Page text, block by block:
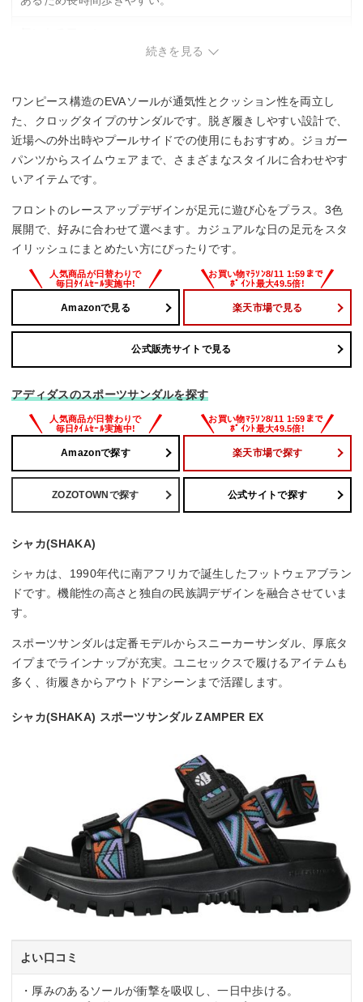
・フロント部分がボコっとしており、安っぽく見える可能性
あり。
続きを見る
ワンピース構造のEVAソールが通気性とクッション性を両立し
た、クロッグタイプのサンダルです。脱ぎ履きしやすい設計で、
近場への外出時やプールサイドでの使用にもおすすめ。ジョガー
パンツからスイムウェアまで、さまざまなスタイルに合わせやす
いアイテムです。
フロントのレースアップデザインが足元に遊び心をプラス。3色
展開で、好みに合わせて選べます。カジュアルな日の足元をスタ
イリッシュにまとめたい方にぴったりです。
Amazonで見る 楽天市場で見る
公式販売サイトで見る
アディダスのスポーツサンダルを探す
Amazonで探す 楽天市場で探す
ZOZOTOWNで探す 公式サイトで探す
シャカ(SHAKA)
シャカは、1990年代に南アフリカで誕生したフットウェアブラン
ドです。機能性の高さと独自の民族調デザインを融合させていま
す。
スポーツサンダルは定番モデルからスニーカーサンダル、厚底タ
イプまでラインナップが充実。ユニセックスで履けるアイテムも
多く、街履きからアウトドアシーンまで活躍します。
シャカ(SHAKA) スポーツサンダル ZAMPER EX
よい口コミ
・厚みのあるソールが衝撃を吸収し、一日中歩ける。